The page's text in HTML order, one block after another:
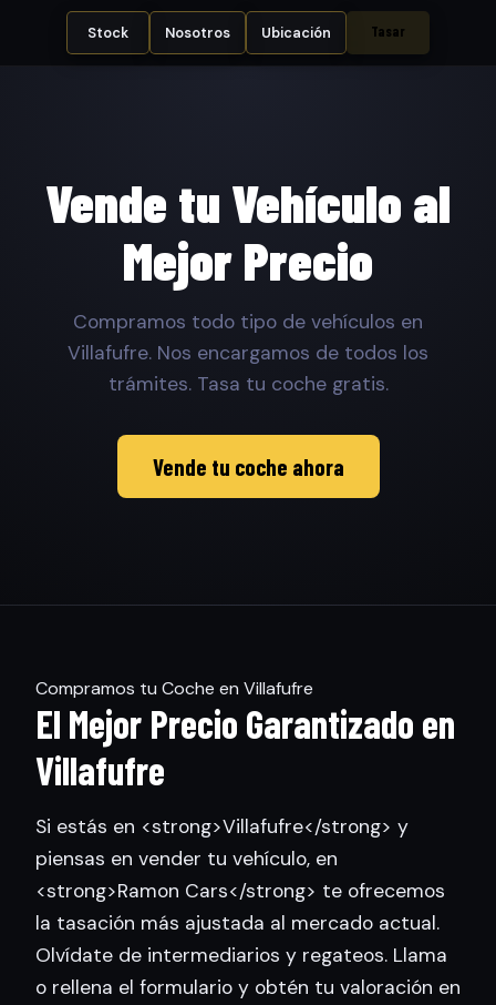
Stock Nosotros Ubicación Tasar
Vende tu Vehículo al
Mejor Precio
Compramos todo tipo de vehículos en
Villafufre. Nos encargamos de todos los
trámites. Tasa tu coche gratis.
Vende tu coche ahora
Compramos tu Coche en Villafufre
El Mejor Precio Garantizado en
Villafufre
Si estás en <strong>Villafufre</strong> y
piensas en vender tu vehículo, en
<strong>Ramon Cars</strong> te ofrecemos
la tasación más ajustada al mercado actual.
Olvídate de intermediarios y regateos. Llama
o rellena el formulario y obtén tu valoración en